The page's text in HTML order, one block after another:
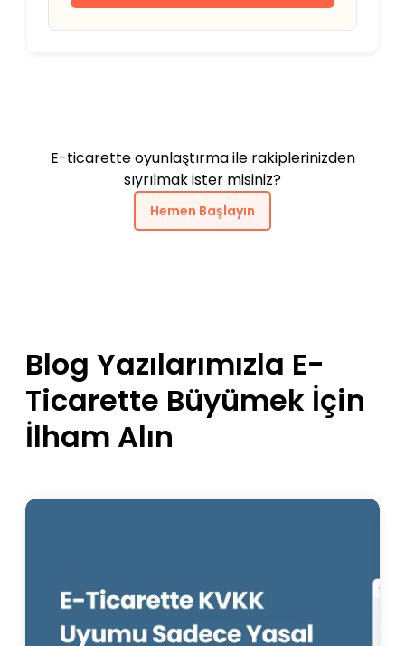
E-ticarette oyunlaştırma ile rakiplerinizden
sıyrılmak ister misiniz?
Hemen Başlayın
Blog Yazılarımızla E-
Ticarette Büyümek İçin
İlham Alın